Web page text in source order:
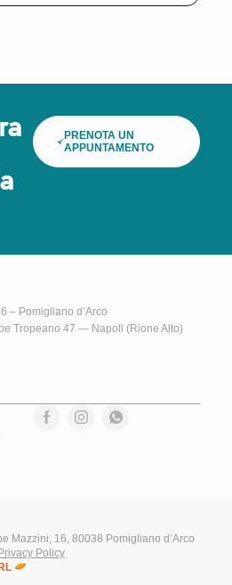
PRENOTA UN
APPUNTAMENTO
– Pomigliano d’Arco
Tropeano 47 — Napoli (Rione Alto)
Mazzini, 16, 80038 Pomigliano d’Arco
Privacy Policy